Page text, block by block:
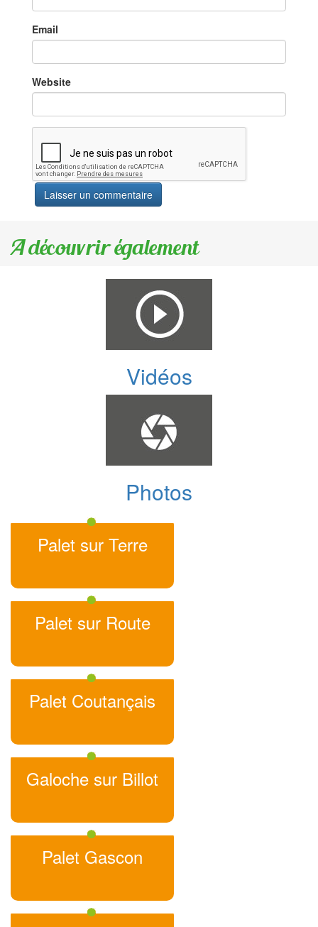
Email
Website
A découvrir également
Vidéos
Photos
Palet sur Terre
Palet sur Route
Palet Coutançais
Galoche sur Billot
Palet Gascon